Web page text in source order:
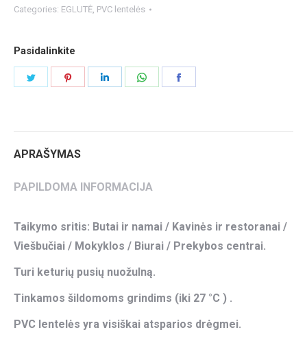
Categories: EGLUTĖ, PVC lentelės
Pasidalinkite
APRAŠYMAS
PAPILDOMA INFORMACIJA
Taikymo sritis: Butai ir namai / Kavinės ir restoranai /
Viešbučiai / Mokyklos / Biurai / Prekybos centrai.
Turi keturių pusių nuožulną.
Tinkamos šildomoms grindims (iki 27 °C ) .
PVC lentelės yra visiškai atsparios drėgmei.